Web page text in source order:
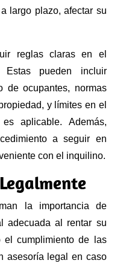
largo plazo, afectar su
reglas claras en el
Estas pueden incluir
de ocupantes, normas
y límites en el
aplicable. Además,
a seguir en
con el inquilino.
la importancia de
adecuada al rentar su
el cumplimiento de las
asesoría legal en caso